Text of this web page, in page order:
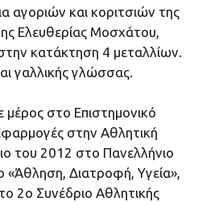
αγοριών και κοριτσιών της
Ελευθερίας Μοσχάτου,
κατάκτηση 4 μεταλλίων.
γαλλικής γλώσσας.
στο Επιστημονικό
στην Αθλητική
του 2012 στο Πανελλήνιο
«Άθληση, Διατροφή, Υγεία»,
2ο Συνέδριο Αθλητικής